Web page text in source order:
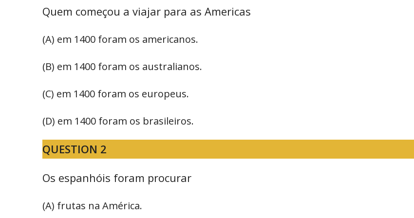
Quem começou a viajar para as Americas
(A) em 1400 foram os americanos.
(B) em 1400 foram os australianos.
(C) em 1400 foram os europeus.
(D) em 1400 foram os brasileiros.
QUESTION 2
Os espanhóis foram procurar
(A) frutas na América.